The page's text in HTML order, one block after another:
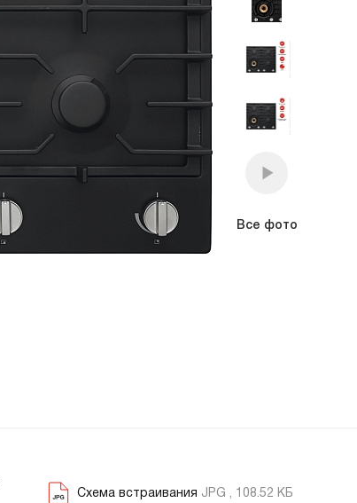
Подогреватели
Все фото
Схема встраивания JPG , 108.52 КБ